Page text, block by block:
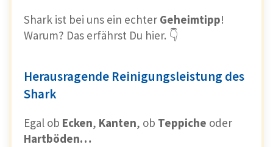
Shark ist bei uns ein echter Geheimtipp!
Warum? Das erfährst Du hier. 👇
Herausragende Reinigungsleistung des
Shark
Egal ob Ecken, Kanten, ob Teppiche oder
Hartböden…